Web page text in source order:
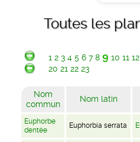
Toutes les
1 2 3 4 5 6 7 8 9 10 11 12
20 21 22 23
Nom
commun
Nom latin
Euphorbe
dentée
Euphorbia serrata